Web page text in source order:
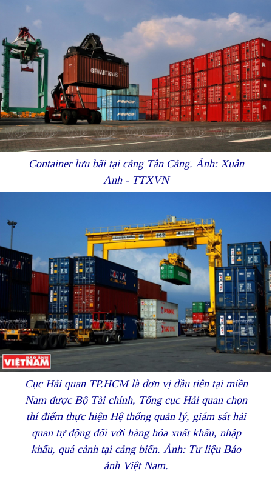
Container lưu bãi tại cảng Tân Cảng. Ảnh: Xuân
Anh - TTXVN
Cục Hải quan TP.HCM là đơn vị đầu tiên tại miền
Nam được Bộ Tài chính, Tổng cục Hải quan chọn
thí điểm thực hiện Hệ thống quản lý, giám sát hải
quan tự động đối với hàng hóa xuất khẩu, nhập
khẩu, quá cảnh tại cảng biển. Ảnh: Tư liệu Báo
ảnh Việt Nam.